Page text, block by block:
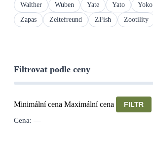
Walther
Wuben Yate Yato Yoko
Zapas
Zeltefreund ZFish Zootility
Filtrovat podle ceny
Minimální cena Maximální cena
FILTR
Cena: —